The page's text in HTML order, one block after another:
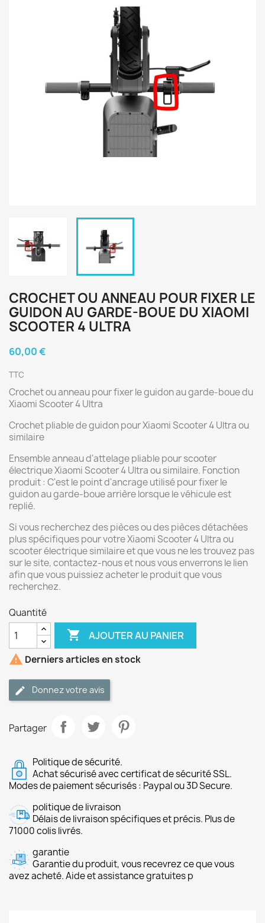
CROCHET OU ANNEAU POUR FIXER LE
GUIDON AU GARDE-BOUE DU XIAOMI
SCOOTER 4 ULTRA
60,00 €
TTC
Crochet ou anneau pour fixer le guidon au garde-boue du
Xiaomi Scooter 4 Ultra
Crochet pliable de guidon pour Xiaomi Scooter 4 Ultra ou
similaire
Ensemble anneau d'attelage pliable pour scooter
électrique Xiaomi Scooter 4 Ultra ou similaire. Fonction
produit : C'est le point d'ancrage utilisé pour fixer le
guidon au garde-boue arrière lorsque le véhicule est
replié.
Si vous recherchez des pièces ou des pièces détachées
plus spécifiques pour votre Xiaomi Scooter 4 Ultra ou
scooter électrique similaire et que vous ne les trouvez pas
sur le site, contactez-nous et nous vous enverrons le lien
afin que vous puissiez acheter le produit que vous
recherchez.
Quantité
 AJOUTER AU PANIER
 Derniers articles en stock
Donnez votre avis
Partager
Politique de sécurité.
Achat sécurisé avec certificat de sécurité SSL.
Modes de paiement sécurisés : Paypal ou 3D Secure.
politique de livraison
Délais de livraison spécifiques et précis. Plus de
71000 colis livrés.
garantie
Garantie du produit, vous recevrez ce que vous
avez acheté. Aide et assistance gratuites p